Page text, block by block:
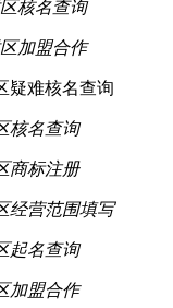
核名查询
加盟合作
疑难核名查询
核名查询
商标注册
经营范围填写
起名查询
加盟合作